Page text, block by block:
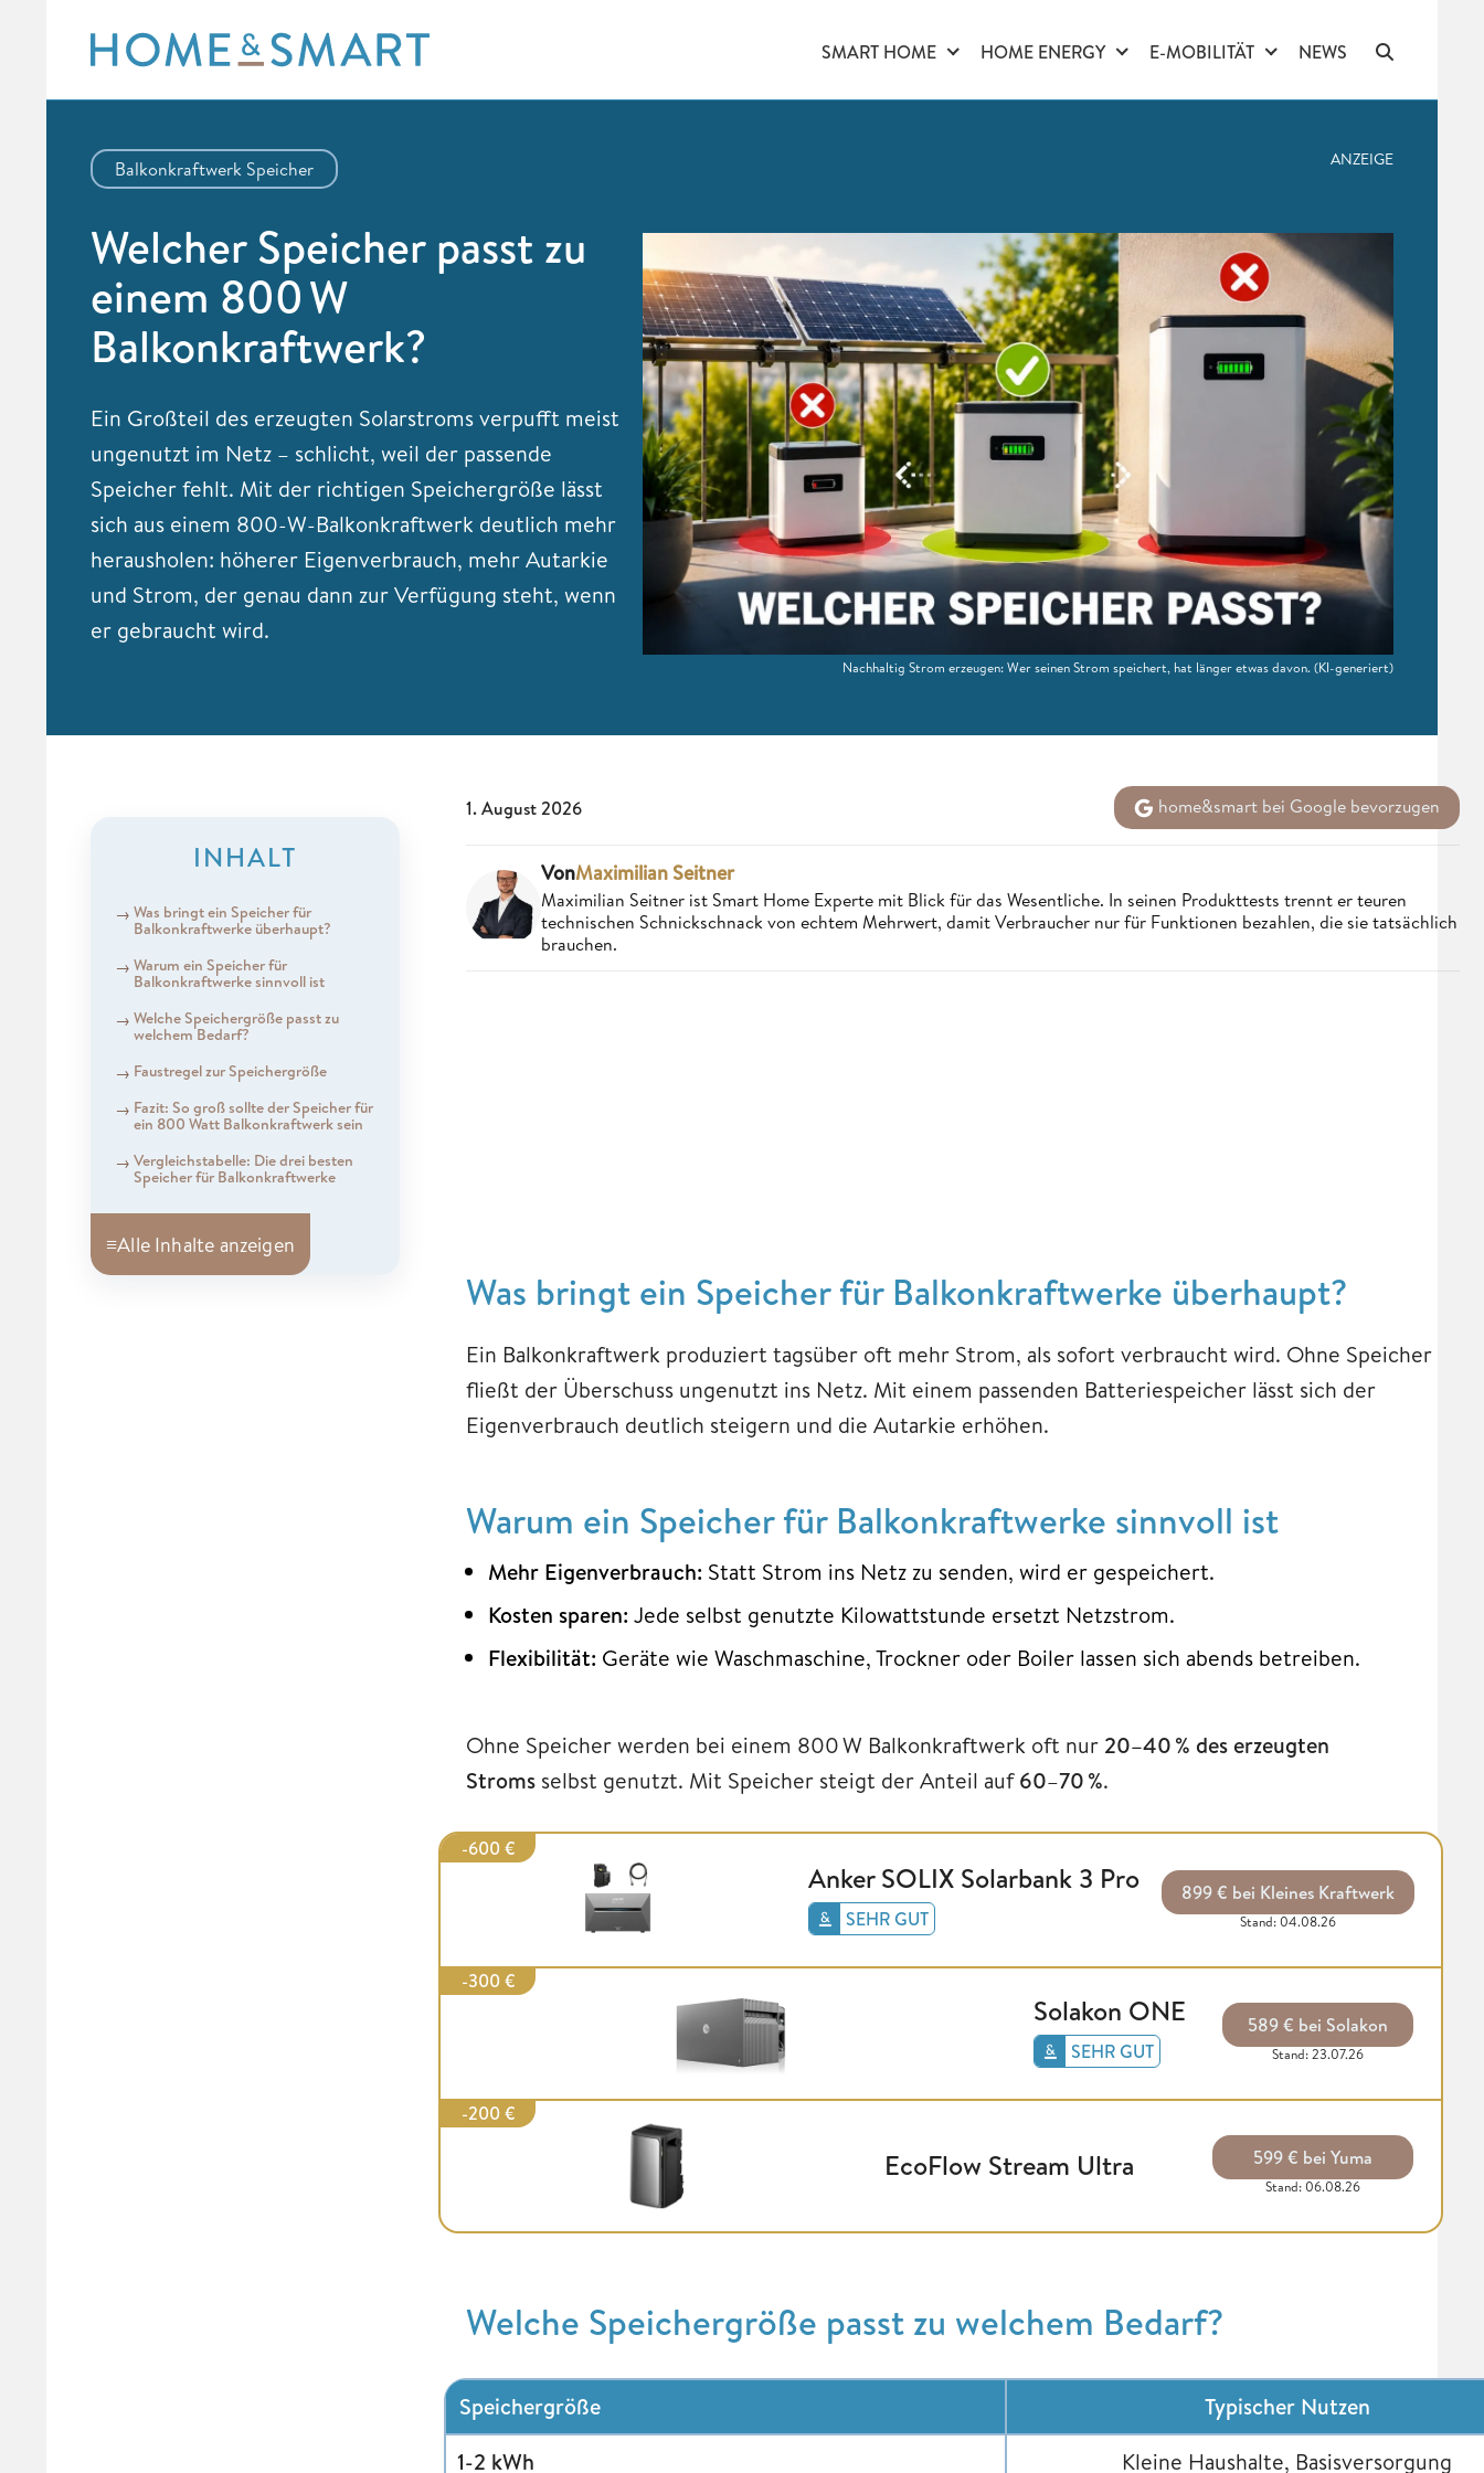
content
SMART HOME HOME ENERGY E-MOBILITÄT NEWS
Balkonkraftwerk Speicher ANZEIGE
Welcher Speicher passt zu
einem 800 W
Balkonkraftwerk?
Ein Großteil des erzeugten Solarstroms verpufft meist
ungenutzt im Netz – schlicht, weil der passende
Speicher fehlt. Mit der richtigen Speichergröße lässt
sich aus einem 800-W-Balkonkraftwerk deutlich mehr
herausholen: höherer Eigenverbrauch, mehr Autarkie
und Strom, der genau dann zur Verfügung steht, wenn
er gebraucht wird.
Nachhaltig Strom erzeugen: Wer seinen Strom speichert, hat länger etwas davon.(KI-generiert)
INHALT
Was bringt ein Speicher für
Balkonkraftwerke überhaupt?
Warum ein Speicher für
Balkonkraftwerke sinnvoll ist
Welche Speichergröße passt zu
welchem Bedarf?
Faustregel zur Speichergröße
Fazit: So groß sollte der Speicher für
ein 800 Watt Balkonkraftwerk sein
Vergleichstabelle: Die drei besten
Speicher für Balkonkraftwerke
≡Alle Inhalte anzeigen
1. August 2026 home&smart bei Google bevorzugen
VonMaximilian Seitner
Maximilian Seitner ist Smart Home Experte mit Blick für das Wesentliche. In seinen Produkttests trennt er teuren
technischen Schnickschnack von echtem Mehrwert, damit Verbraucher nur für Funktionen bezahlen, die sie tatsächlich
brauchen.
Was bringt ein Speicher für Balkonkraftwerke überhaupt?
Ein Balkonkraftwerk produziert tagsüber oft mehr Strom, als sofort verbraucht wird. Ohne Speicher
fließt der Überschuss ungenutzt ins Netz. Mit einem passenden Batteriespeicher lässt sich der
Eigenverbrauch deutlich steigern und die Autarkie erhöhen.
Warum ein Speicher für Balkonkraftwerke sinnvoll ist
Mehr Eigenverbrauch: Statt Strom ins Netz zu senden, wird er gespeichert.
Kosten sparen: Jede selbst genutzte Kilowattstunde ersetzt Netzstrom.
Flexibilität: Geräte wie Waschmaschine, Trockner oder Boiler lassen sich abends betreiben.
Ohne Speicher werden bei einem 800 W Balkonkraftwerk oft nur 20–40 % des erzeugten
Stroms selbst genutzt. Mit Speicher steigt der Anteil auf60–70 %.
-600 €
Anker SOLIX Solarbank 3 Pro
SEHR GUT
899 € bei Kleines Kraftwerk
Stand: 04.08.26
-300 €
Solakon ONE
SEHR GUT
589 € bei Solakon
Stand: 23.07.26
-200 €
EcoFlow Stream Ultra 599 € bei Yuma
Stand: 06.08.26
Welche Speichergröße passt zu welchem Bedarf?
Speichergröße
Typischer Nutzen
1-2 kWh
Kleine Haushalte, Basisversorgung